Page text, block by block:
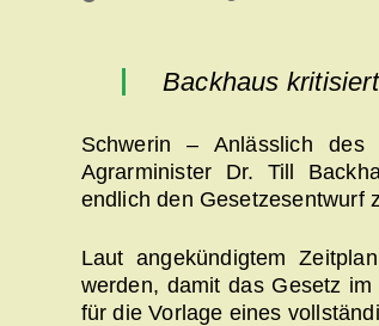
Backhaus
Schwerin – Anlässlich des
Agrarminister Dr. Till
endlich den Gesetzesentwurf
Laut angekündigtem
werden, damit das Gesetz
für die Vorlage eines